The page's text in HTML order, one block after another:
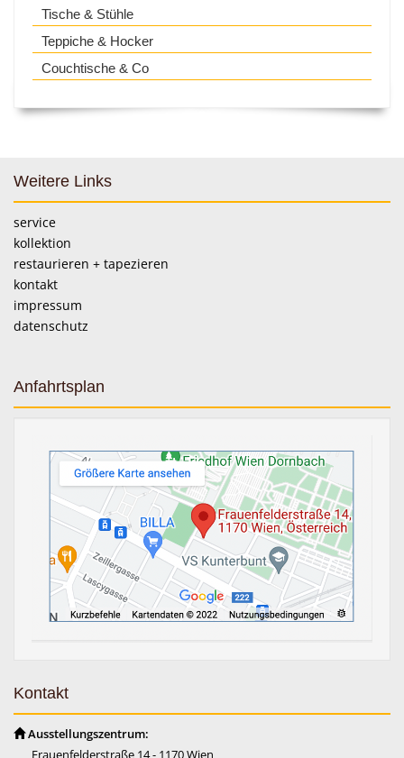
Tische & Stühle
Teppiche & Hocker
Couchtische & Co
Weitere Links
service
kollektion
restaurieren + tapezieren
kontakt
impressum
datenschutz
Anfahrtsplan
Kontakt
Ausstellungszentrum:
Frauenfelderstraße 14 - 1170 Wien